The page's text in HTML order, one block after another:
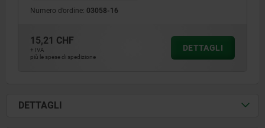
Numero d’ordine: 03058-16
15,21 CHF
+ IVA
più le spese di spedizione
DETTAGLI
DETTAGLI